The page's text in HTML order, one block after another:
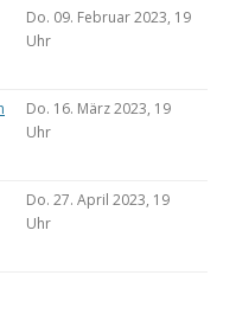
Do. 09. Februar 2023, 19
Uhr
Do. 16. März 2023, 19
Uhr
Do. 27. April 2023, 19
Uhr